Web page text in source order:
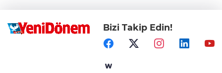
Bizi Takip Edin!